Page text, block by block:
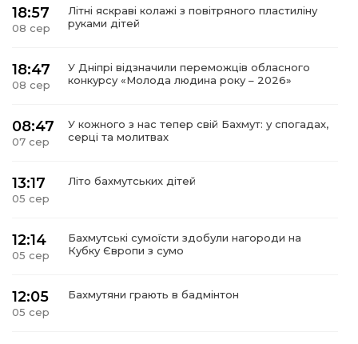
18:57
08 сер
Літні яскраві колажі з повітряного пластиліну
руками дітей
18:47
08 сер
У Дніпрі відзначили переможців обласного
конкурсу «Молода людина року – 2026»
08:47
07 сер
У кожного з нас тепер свій Бахмут: у спогадах,
серці та молитвах
13:17
05 сер
Літо бахмутських дітей
12:14
05 сер
Бахмутські сумоїсти здобули нагороди на
Кубку Європи з сумо
12:05
05 сер
Бахмутяни грають в бадмінтон